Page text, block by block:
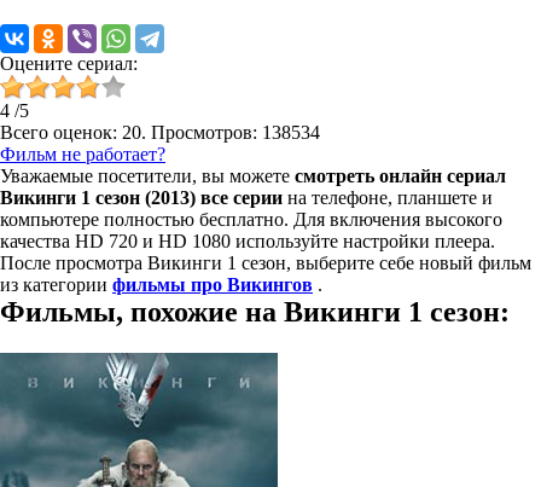
Оцените сериал:
4 /5
Всего оценок: 20. Просмотров: 138534
Фильм не работает?
Уважаемые посетители, вы можете смотреть онлайн сериал
Викинги 1 сезон (2013) все серии на телефоне, планшете и
компьютере полностью бесплатно. Для включения высокого
качества HD 720 и HD 1080 используйте настройки плеера.
После просмотра Викинги 1 сезон, выберите себе новый фильм
из категории фильмы про Викингов .
Фильмы, похожие на Викинги 1 сезон: